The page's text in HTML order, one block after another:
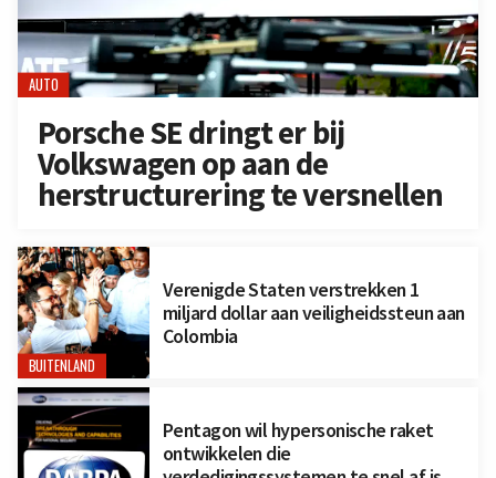
AUTO
Porsche SE dringt er bij
Volkswagen op aan de
herstructurering te versnellen
BUITENLAND
Verenigde Staten verstrekken 1
miljard dollar aan veiligheidssteun aan
Colombia
Pentagon wil hypersonische raket
ontwikkelen die